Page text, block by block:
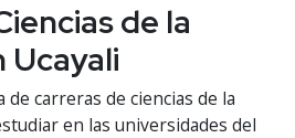
de la
Ucayali
de carreras de ciencias de la
en las universidades del